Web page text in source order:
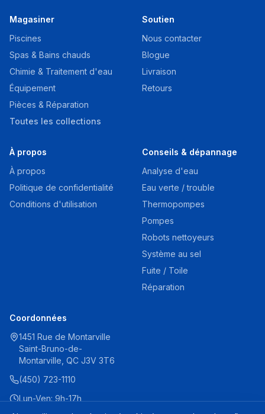
Magasiner
Piscines
Spas & Bains chauds
Chimie & Traitement d'eau
Équipement
Pièces & Réparation
Toutes les collections
Soutien
Nous contacter
Blogue
Livraison
Retours
À propos
À propos
Politique de confidentialité
Conditions d'utilisation
Conseils & dépannage
Analyse d'eau
Eau verte / trouble
Thermopompes
Pompes
Robots nettoyeurs
Système au sel
Fuite / Toile
Réparation
Coordonnées
1451 Rue de Montarville
Saint-Bruno-de-
Montarville, QC J3V 3T6
(450) 723-1110
Lun-Ven: 9h-17h